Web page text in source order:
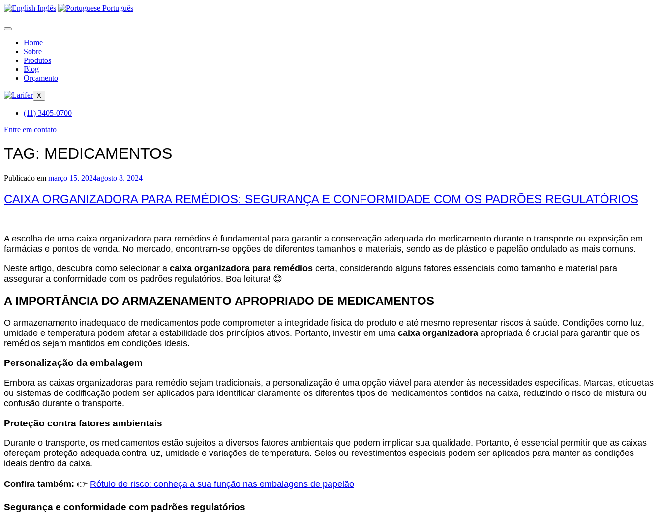
Inglês Português
Home
Sobre
Produtos
Blog
Orçamento
X
(11) 3405-0700
Entre em contato
TAG: MEDICAMENTOS
Publicado em março 15, 2024agosto 8, 2024
CAIXA ORGANIZADORA PARA REMÉDIOS: SEGURANÇA E CONFORMIDADE COM OS PADRÕES REGULATÓRIOS
A escolha de uma caixa organizadora para remédios é fundamental para garantir a conservação adequada do medicamento durante o transporte ou exposição em
farmácias e pontos de venda. No mercado, encontram-se opções de diferentes tamanhos e materiais, sendo as de plástico e papelão ondulado as mais comuns.
Neste artigo, descubra como selecionar a caixa organizadora para remédios certa, considerando alguns fatores essenciais como tamanho e material para
assegurar a conformidade com os padrões regulatórios. Boa leitura! 😊
A IMPORTÂNCIA DO ARMAZENAMENTO APROPRIADO DE MEDICAMENTOS
O armazenamento inadequado de medicamentos pode comprometer a integridade física do produto e até mesmo representar riscos à saúde. Condições como luz,
umidade e temperatura podem afetar a estabilidade dos princípios ativos. Portanto, investir em uma caixa organizadora apropriada é crucial para garantir que os
remédios sejam mantidos em condições ideais.
Personalização da embalagem
Embora as caixas organizadoras para remédio sejam tradicionais, a personalização é uma opção viável para atender às necessidades específicas. Marcas, etiquetas
ou sistemas de codificação podem ser aplicados para identificar claramente os diferentes tipos de medicamentos contidos na caixa, reduzindo o risco de mistura ou
confusão durante o transporte.
Proteção contra fatores ambientais
Durante o transporte, os medicamentos estão sujeitos a diversos fatores ambientais que podem implicar sua qualidade. Portanto, é essencial permitir que as caixas
ofereçam proteção adequada contra luz, umidade e variações de temperatura. Selos ou revestimentos especiais podem ser aplicados para manter as condições
ideais dentro da caixa.
Confira também: 👉 Rótulo de risco: conheça a sua função nas embalagens de papelão
Segurança e conformidade com padrões regulatórios